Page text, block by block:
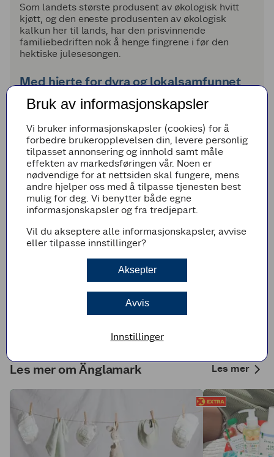
Som landets største produsent av økologisk hvitt
kjøtt, og den eneste produsenten av økologisk
kalkun her til lands, har den prisvinnende
familiebedriften nok å henge fingrene i før den
hektiske julesesongen.
Med hjerte for dyra og lokalsamfunnet
Juryen har lagt vekt på Homlagardens engasjement
av lokalsamfunnet Norheimsund i Hardanger, der de
har involvert flere lokale gårder og skapt
arbeidsplasser.
I tillegg er det fokus på trivsel, dyrevelferd og
kvalitet i alle ledd. Dette noteres av juryen, som
kaller Homlagarden et forbilde for bransjen.
Hos Homlagarden får dyra fôr av 100% økologiske
både kan beite og bevege seg fritt. På gårdene er
dyra oppdelt i mindre grupper, og bor i flere små
hus. Dette fører til nesten dobbelt så mye innendørs
plass som hos konvensjonelle aktører.
Änglamark er stolte over å kunne bruke
leverandører med både hjerte for dyrevelferd, miljø
Les mer om Änglamark Les mer
Bruk av informasjonskapsler
Vi bruker informasjonskapsler (cookies) for å
forbedre brukeropplevelsen din, levere personlig
tilpasset annonsering og innhold samt måle
effekten av markedsføringen vår. Noen er
nødvendige for at nettsiden skal fungere, mens
andre hjelper oss med å tilpasse tjenesten best
mulig for deg. Vi benytter både egne
informasjonskapsler og fra tredjepart.
Vil du akseptere alle informasjonskapsler, avvise
eller tilpasse innstillinger?
Aksepter
Avvis
Innstillinger